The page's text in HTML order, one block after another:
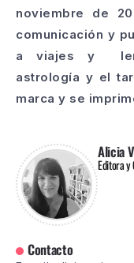
noviembre de
comunicación y
a viajes y
astrología y el
marca y se
Alicia
Editora y
Contacto